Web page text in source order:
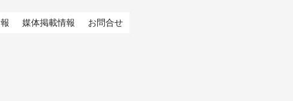
媒体掲載情報 お問合せ